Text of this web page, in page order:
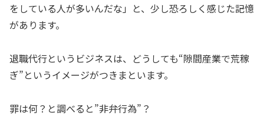
をしている人が多いんだな」と、少し恐ろしく感じた記憶
があります。
退職代行というビジネスは、どうしても“隙間産業で荒稼
ぎ”というイメージがつきまといます。
罪は何？と調べると”非弁行為”？